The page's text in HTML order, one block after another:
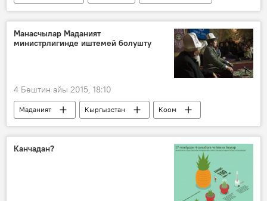
Кытай
Самидин кызы Таттыбүбү
конкурс
Манасчылар Маданият
министрлигинде иштемей болушту
4 Бештин айы 2015, 18:10
Маданият Кыргызстан
Коом
Жаңылыктар
Манас
Темир Сариев
Канчадан?